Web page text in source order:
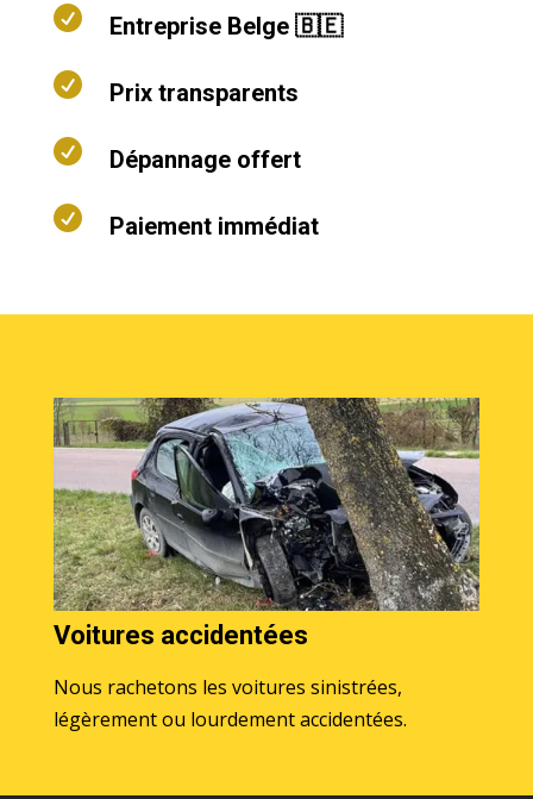
 Entreprise Belge 🇧🇪
 Prix transparents
 Dépannage offert
 Paiement immédiat
Voitures accidentées
Nous rachetons les voitures sinistrées,
légèrement ou lourdement accidentées.